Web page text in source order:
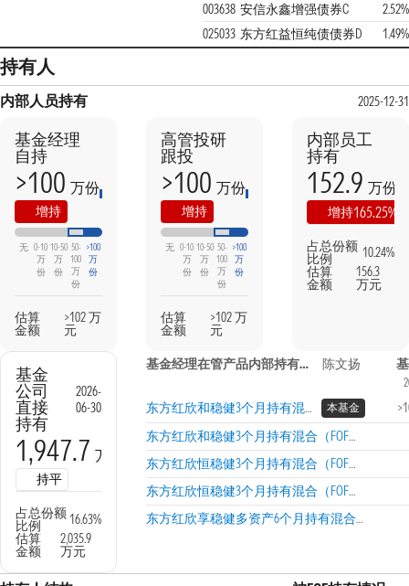
003638 安信永鑫增强债券C
2.52%
025033 东方红益恒纯债债券D 1.49%
持有人
内部人员持有 2025-12-31
基金经理
自持
>100 万份
增持
无 0-10
万
份
10-50
万
份
50-
100
万
份
>100
万
份
估算
金额
>102 万
元
高管投研
跟投
>100 万份
增持
无 0-10
万
份
10-50
万
份
50-
100
万
份
>100
万
份
估算
金额
>102 万
元
内部员工
持有
152.9 万份
增持165.25%
占总份额
比例
10.24%
估算
金额
156.3
万元
基金
公司
直接
持有
2026-
06-30
1,947.7 万份
持平
占总份额
比例
16.63%
估算
金额
2,035.9
万元
基金经理在管产品内部持有信息 陈文扬
东方红欣和稳健3个月持有混合（FOF）A 本基金
东方红欣和稳健3个月持有混合（FOF）C
东方红欣恒稳健3个月持有混合（FOF）A
东方红欣恒稳健3个月持有混合（FOF）C
东方红欣享稳健多资产6个月持有混合（FOF）A